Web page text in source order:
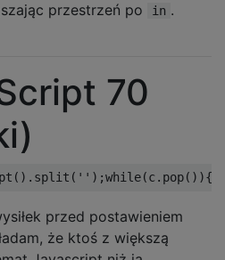
przestrzeń po
in .
70
przed postawieniem
że ktoś z większą